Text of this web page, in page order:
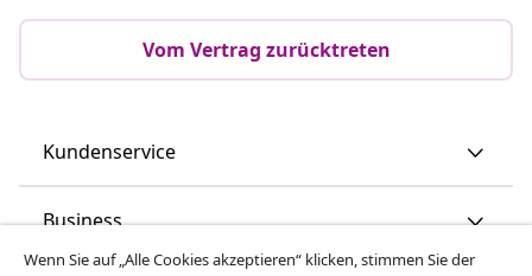
Vom Vertrag zurücktreten
Kundenservice
Business
Wenn Sie auf „Alle Cookies akzeptieren“ klicken, stimmen Sie der